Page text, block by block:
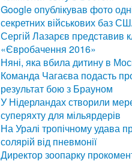
Google опублікував фото
секретних військових баз
Сергій Лазарєв представив
«Євробачення 2016»
Няні, яка вбила дитину в
Команда Чагаєва подасть
результат бою з Брауном
У Нідерландах створили
суперяхту для мільярдерів
На Уралі тропічному удава
солярій від пневмонії
Директор зоопарку